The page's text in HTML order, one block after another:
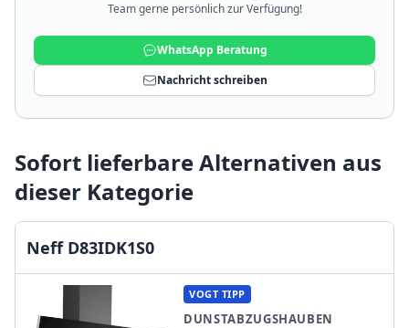
Team gerne persönlich zur Verfügung!
WhatsApp Beratung
Nachricht schreiben
Sofort lieferbare Alternativen aus
dieser Kategorie
Neff D83IDK1S0
VOGT TIPP
DUNSTABZUGSHAUBEN